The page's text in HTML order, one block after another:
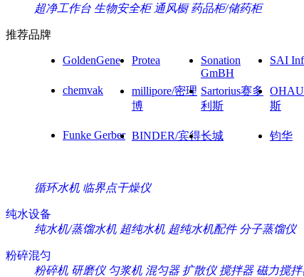
超净工作台 生物安全柜 通风橱 药品柜/储药柜
推荐品牌
GoldenGene Protea
Sonation
GmBH
SAI
chemvak
millipore/密理
博
Sartorius赛多
利斯
斯
Funke Gerber BINDER/宾得长城 钧华
循环水机 临界点干燥仪
纯水设备
纯水机/蒸馏水机 超纯水机 超纯水机配件 分子蒸馏仪
粉碎混匀
粉碎机 研磨仪 匀浆机 混匀器 扩散仪 搅拌器 磁力搅拌